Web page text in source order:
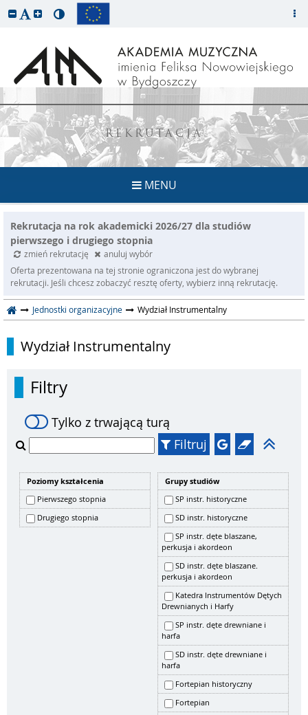
REKRUTACJA
MENU
Rekrutacja na rok akademicki 2026/27 dla studiów
pierwszego i drugiego stopnia
zmień rekrutację
anuluj wybór
Oferta prezentowana na tej stronie ograniczona jest do wybranej
rekrutacji. Jeśli chcesz zobaczyć resztę oferty, wybierz inną rekrutację.
Jednostki organizacyjne Wydział Instrumentalny
Wydział Instrumentalny
Filtry
Tylko z trwającą turą
Filtruj
Poziomy kształcenia
Pierwszego stopnia
Drugiego stopnia
Grupy studiów
SP instr. historyczne
SD instr. historyczne
SP instr. dęte blaszane,
perkusja i akordeon
SD instr. dęte blaszane.
perkusja i akordeon
Katedra Instrumentów Dętych
Drewnianych i Harfy
SP instr. dęte drewniane i
harfa
SD instr. dęte drewniane i
harfa
Fortepian historyczny
Fortepian